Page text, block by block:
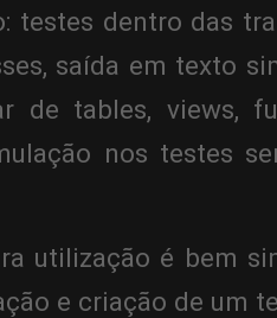
testes dentro das
saída em texto
de tables, views,
nos testes
utilização é bem
e criação de um